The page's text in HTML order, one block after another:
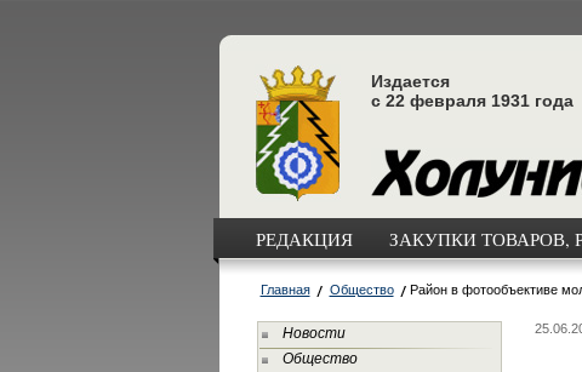
Издается
с 22 февраля 1931 года
РЕДАКЦИЯ ЗАКУПКИ ТОВАРОВ,
Главная Общество Район в фотообъективе
Новости
Общество